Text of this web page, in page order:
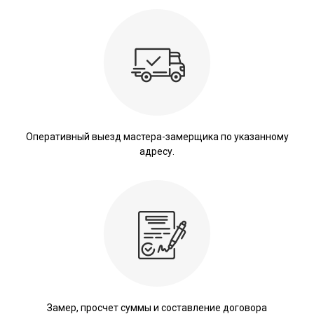
Оперативный выезд мастера-замерщика по указанному
адресу.
Замер, просчет суммы и составление договора